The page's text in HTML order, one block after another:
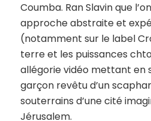
Coumba. Ran Slavin que
approche abstraite et
(notamment sur le label
terre et les puissances
allégorie vidéo mettant en
garçon revêtu d’un
souterrains d’une cité
Jérusalem.